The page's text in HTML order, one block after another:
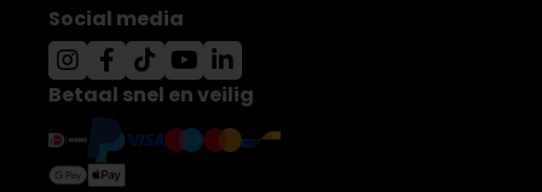
Social media
Betaal snel en veilig